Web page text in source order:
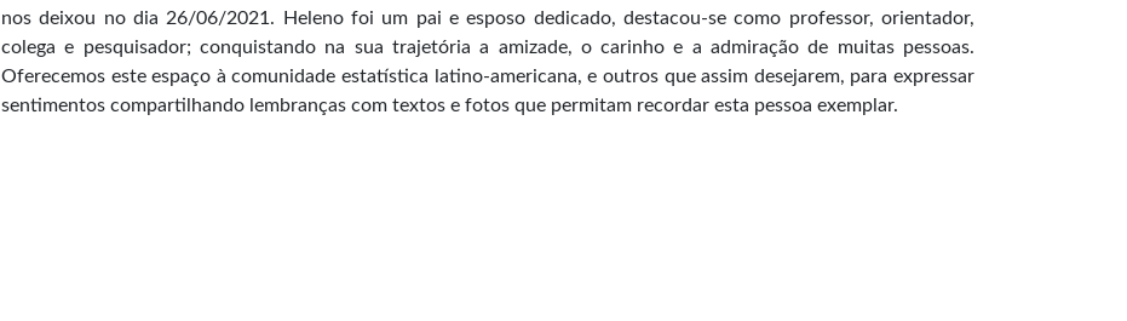
nos deixou no dia 26/06/2021. Heleno foi um pai e esposo dedicado, destacou-se como professor, orientador,
colega e pesquisador; conquistando na sua trajetória a amizade, o carinho e a admiração de muitas pessoas.
Oferecemos este espaço à comunidade estatística latino-americana, e outros que assim desejarem, para expressar
sentimentos compartilhando lembranças com textos e fotos que permitam recordar esta pessoa exemplar.